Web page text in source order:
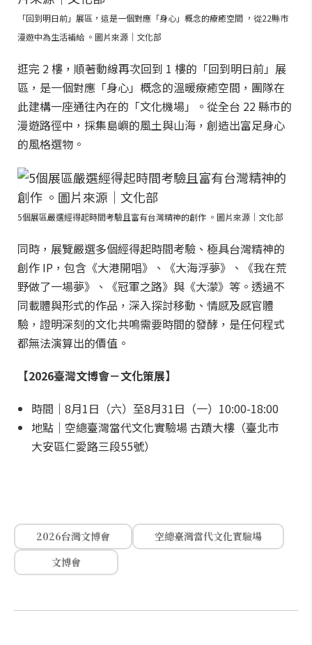
「回到明日前」展區，這是一個對應「身心」概念的療癒空間 ，從22縣市
漫遊中為生活補給 。圖片來源｜文化部
逛完 2 樓，順著動線再次回到 1 樓的「回到明日前」展
區，是一個對應「身心」概念的溫暖療癒空間，團隊在
此建構一座通往內在的「文化機場」。從全台 22 縣市的
漫遊路徑中，採集島嶼的風土與山海，創造出富足身心
的風格選物。
5個展區嚴選經得起時間考驗且富有台灣精神的創作 。圖片來源｜文化部
同時，展覽嚴選多個經得起時間考驗、極具台灣精神的
創作 IP，包含《大港開唱》、《大海浮夢》、《我在荒
野做了一場夢》、《冠軍之路》與《大濛》等。透過不
同載體與形式的作品，深入探討移動、情感及感官體
驗，證明深刻的文化共鳴需要時間的發酵，是任何程式
都無法演算出的價值。
【2026臺灣文博會－文化策展】
時間｜8月1日（六）至8月31日（一）10:00-18:00
地點｜空總臺灣當代文化實驗場 古蹟大樓（臺北市
大安區仁愛路三段55號）
2026台灣文博會
空總臺灣當代文化實驗場
文博會